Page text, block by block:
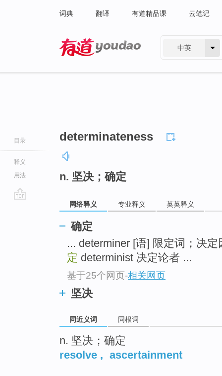
词典 翻译 有道精品课 云笔记
中英
目录
释义
用法
determinateness
n. 坚决；确定
网络释义 专业释义 英英释义
确定
... determiner [语] 限定词；决
定 determinist 决定论者 ...
基于25个网页-相关网页
坚决
同近义词 同根词
n. 坚决；确定
resolve , ascertainment